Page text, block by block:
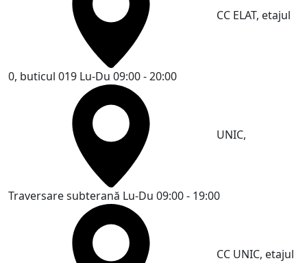
CC ELAT, etajul
0, buticul 019 Lu-Du 09:00 - 20:00
UNIC,
Traversare subterană Lu-Du 09:00 - 19:00
CC UNIC, etajul